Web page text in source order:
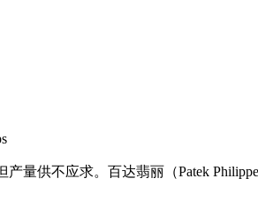
供不应求。百达翡丽（Patek